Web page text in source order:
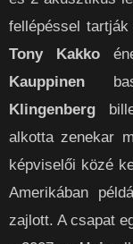
fellépéssel
Tony Kakko
Kauppinen
Klingenberg
alkotta zenekar
képviselői közé
Amerikában
zajlott. A csapat